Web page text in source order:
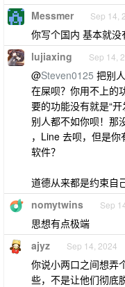
Messmer Sep 14,
你写个国内 基本就没
lujiaxing Sep 14,
@Steven0125 把别
在屎呗？你用不上的
要的功能没有就是“
别人都不如你呗！那
，Line 去呗，但是
软件？
道德从来都是约束自
nomytwins Sep
思想有点极端
ajyz Sep 14, 2024
你说小两口之间想弄
些，不是让他们彻底